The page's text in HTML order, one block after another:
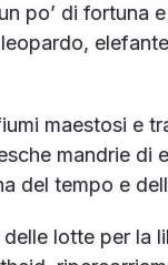
po’ di fortuna
maestosi e
mandrie di
del tempo e
lotte per la